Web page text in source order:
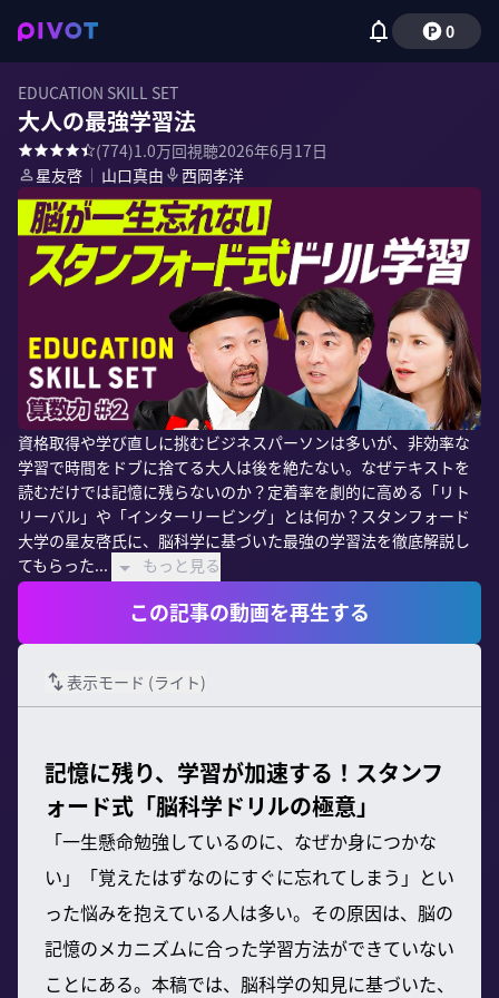
0
EDUCATION SKILL SET
大人の最強学習法
(774)1.0万回視聴2026年6月17日
星友啓 ｜ 山口真由 西岡孝洋
資格取得や学び直しに挑むビジネスパーソンは多いが、非効率な
学習で時間をドブに捨てる大人は後を絶たない。なぜテキストを
読むだけでは記憶に残らないのか？定着率を劇的に高める「リト
リーバル」や「インターリービング」とは何か？スタンフォード
大学の星友啓氏に、脳科学に基づいた最強の学習法を徹底解説し
てもらった...
もっと見る
この記事の動画を再生する
表示モード (ライト)
記憶に残り、学習が加速する！スタンフ
ォード式「脳科学ドリルの極意」
「一生懸命勉強しているのに、なぜか身につかな
い」「覚えたはずなのにすぐに忘れてしまう」とい
った悩みを抱えている人は多い。その原因は、脳の
記憶のメカニズムに合った学習方法ができていない
ことにある。本稿では、脳科学の知見に基づいた、